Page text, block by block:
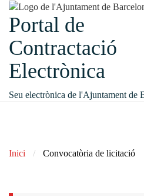
Portal de
Contractació
Electrònica
Seu electrònica de l'Ajuntament de
Inici Convocatòria de licitació